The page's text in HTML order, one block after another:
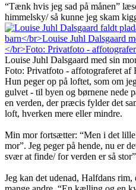
“Tænk hvis jeg sad på månen”
himmelsky/ så kunne jeg skam
Louise Juhl Dalsgaard med sin
Foto: Privatfoto - affotograferet af
Hun peger op på loftet, som om
gulvet - til byen og børnene nede
en verden, der præcis fylder det
loft, hverken mere eller mindre.
Min mor fortsætter: “Men i det
mor”. Jeg peger på hende, nu er
svær at finde/ for verden er så
Jeg kan det udenad, Halfdans